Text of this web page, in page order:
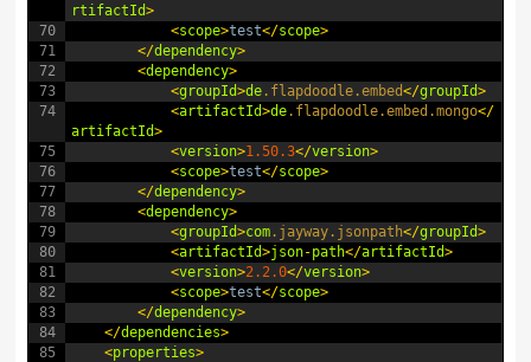
70
71
72
73
74
75
76
77
78
79
80
81
82
83
84
85
rtifactId>
<scope>test</scope>
</dependency>
<dependency>
<groupId>de .flapdoodle .embed</groupId>
<artifactId>de.flapdoodle.embed .mongo</
artifactId>
<version>1.50.3</version>
<scope>test</scope>
</dependency>
<dependency>
<groupId>com .jayway .jsonpath</groupId>
<artifactId>json-path</artifactId>
<version>2.2.0</version>
<scope>test</scope>
</dependency>
</dependencies>
<properties>